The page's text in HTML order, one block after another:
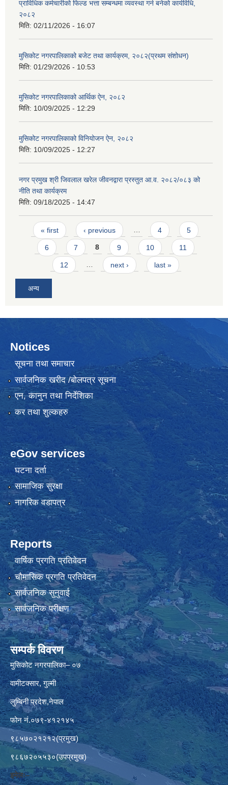
प्राविधिक कर्मचारीको फिल्ड भत्ता सम्बन्धमा व्यवस्था गर्न बनेको कार्यविधि,
२०८२
मिति: 02/11/2026 - 16:07
मुसिकोट नगरपालिकाको बजेट तथा कार्यक्रम, २०८२(प्रथम संशोधन)
मिति: 01/29/2026 - 10:53
मुसिकोट नगरपालिकाको आर्थिक ऐन, २०८२
मिति: 10/09/2025 - 12:29
मुसिकोट नगरपालिकाको विनियोजन ऐन, २०८२
मिति: 10/09/2025 - 12:27
नगर प्रमुख श्री जिवलाल खरेल जीवनद्वारा प्रस्तुत आ.व. २०८२/०८३ को
नीति तथा कार्यक्रम
मिति: 09/18/2025 - 14:47
Pages
« first ‹ previous … 4 5
6 7 8 9 10 11
12 … next › last »
अन्य
Notices
सूचना तथा समाचार
सार्वजनिक खरीद /बोलपत्र सूचना
एन, कानुन तथा निर्देशिका
कर तथा शुल्कहरु
eGov services
घटना दर्ता
सामाजिक सुरक्षा
नागरिक वडापत्र
Reports
वार्षिक प्रगति प्रतिवेदन
चौमासिक प्रगति प्रतिवेदन
सार्वजनिक सुनुवाई
सार्वजनिक परीक्षण
सम्पर्क विवरण
मुसिकोट नगरपालिका– ०७
वामीटक्सार, गुल्मी
लुम्बिनी प्रदेश,नेपाल
फोन नं.०७९-४१२१४५
९८५७०२१२१२(प्रमुख)
९८६७२०५५३०(उपप्रमुख)
इमेलः–